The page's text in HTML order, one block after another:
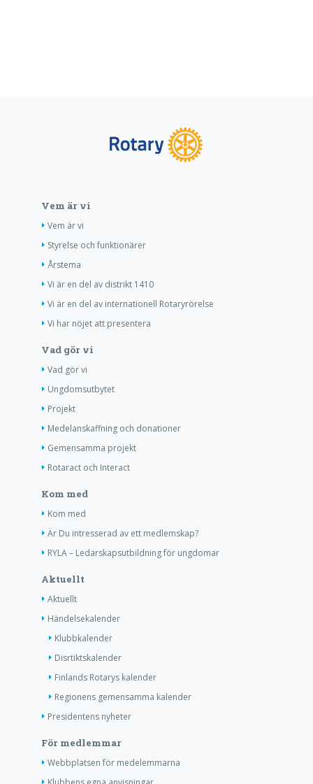
Vem är vi
Vem är vi
Styrelse och funktionärer
Årstema
Vi är en del av distrikt 1410
Vi är en del av internationell Rotaryrörelse
Vi har nöjet att presentera
Vad gör vi
Vad gör vi
Ungdomsutbytet
Projekt
Medelanskaffning och donationer
Gemensamma projekt
Rotaract och Interact
Kom med
Kom med
Är Du intresserad av ett medlemskap?
RYLA – Ledarskapsutbildning för ungdomar
Aktuellt
Aktuellt
Händelsekalender
Klubbkalender
Disrtiktskalender
Finlands Rotarys kalender
Regionens gemensamma kalender
Presidentens nyheter
För medlemmar
Webbplatsen för medelemmarna